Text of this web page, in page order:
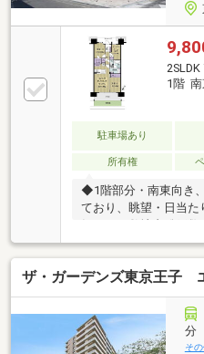
1階 南
駐車場あり
所有権
◆1階部分・南東向き
ており、眺望・日当
級、、、敷地内総戸
ィマンション◆大規模
な共用施設、日々の
ジュサービス （パー
ッズルーム、カフェ
専用シーズンズガー
ドリンク提供サービス
戸回収サービス、カー
ザ・ガーデンズ東京王子
分
そ